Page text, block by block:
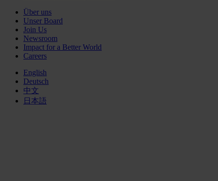
Über uns
Unser Board
Join Us
Newsroom
Impact for a Better World
Careers
English
Deutsch
中文
日本語